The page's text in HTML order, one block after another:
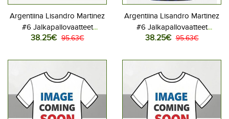
Argentiina Lisandro Martinez
#6 Jalkapallovaatteet
Kotipaita MM-kisat 2026
38.25€ 95.63€
Argentiina Lisandro Martinez
#6 Jalkapallovaatteet
Vieraspaita MM-kisat 2026
38.25€ 95.63€